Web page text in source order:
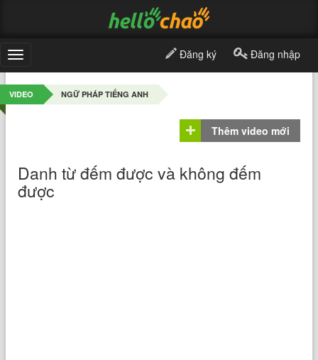
Toggle
navigation
Đăng ký Đăng nhập
VIDEO NGỮ PHÁP TIẾNG ANH
Thêm video mới
Danh từ đếm được và không đếm
được